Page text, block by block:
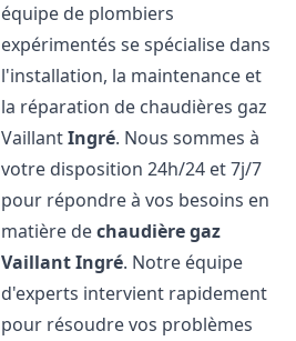
équipe de plombiers
expérimentés se spécialise dans
l'installation, la maintenance et
la réparation de chaudières gaz
VaillantIngré. Nous sommes à
votre disposition 24h/24 et 7j/7
pour répondre à vos besoins en
matière dechaudière gaz
VaillantIngré. Notre équipe
d'experts intervient rapidement
pour résoudre vos problèmes